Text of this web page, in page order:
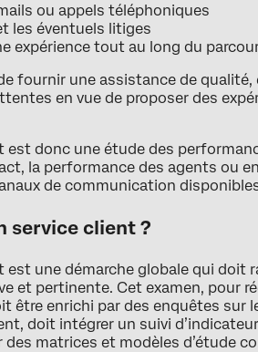
ou appels téléphoniques
les éventuels litiges
expérience tout au long du
fournir une assistance de
en vue de proposer des
est donc une étude des
la performance des agents ou
de communication
service client ?
est une démarche globale qui doit
et pertinente. Cet examen, pour
être enrichi par des enquêtes sur
doit intégrer un suivi
matrices et modèles d’étude